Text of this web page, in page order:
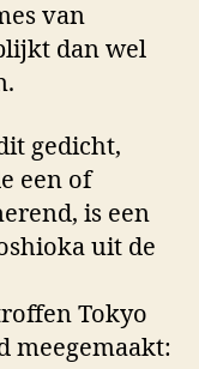
van
dan wel
gedicht,
een of
is een
uit de
Tokyo
meegemaakt: